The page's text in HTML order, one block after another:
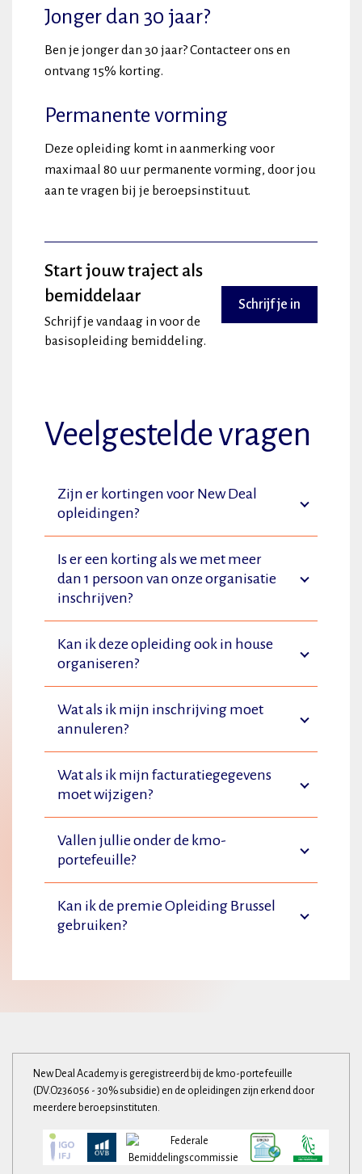
Jonger dan 30 jaar?
Ben je jonger dan 30 jaar? Contacteer ons en
ontvang 15% korting.
Permanente vorming
Deze opleiding komt in aanmerking voor
maximaal 80 uur permanente vorming, door jou
aan te vragen bij je beroepsinstituut.
Start jouw traject als
bemiddelaar
Schrijf je vandaag in voor de
basisopleiding bemiddeling.
Schrijf je in
Veelgestelde vragen
Zijn er kortingen voor New Deal
opleidingen?
Is er een korting als we met meer
dan 1 persoon van onze organisatie
inschrijven?
Kan ik deze opleiding ook in house
organiseren?
Wat als ik mijn inschrijving moet
annuleren?
Wat als ik mijn facturatiegegevens
moet wijzigen?
Vallen jullie onder de kmo-
portefeuille?
Kan ik de premie Opleiding Brussel
gebruiken?
New Deal Academy is geregistreerd bij de kmo-portefeuille
(DV.O236056 - 30% subsidie) en de opleidingen zijn erkend door
meerdere beroepsinstituten.